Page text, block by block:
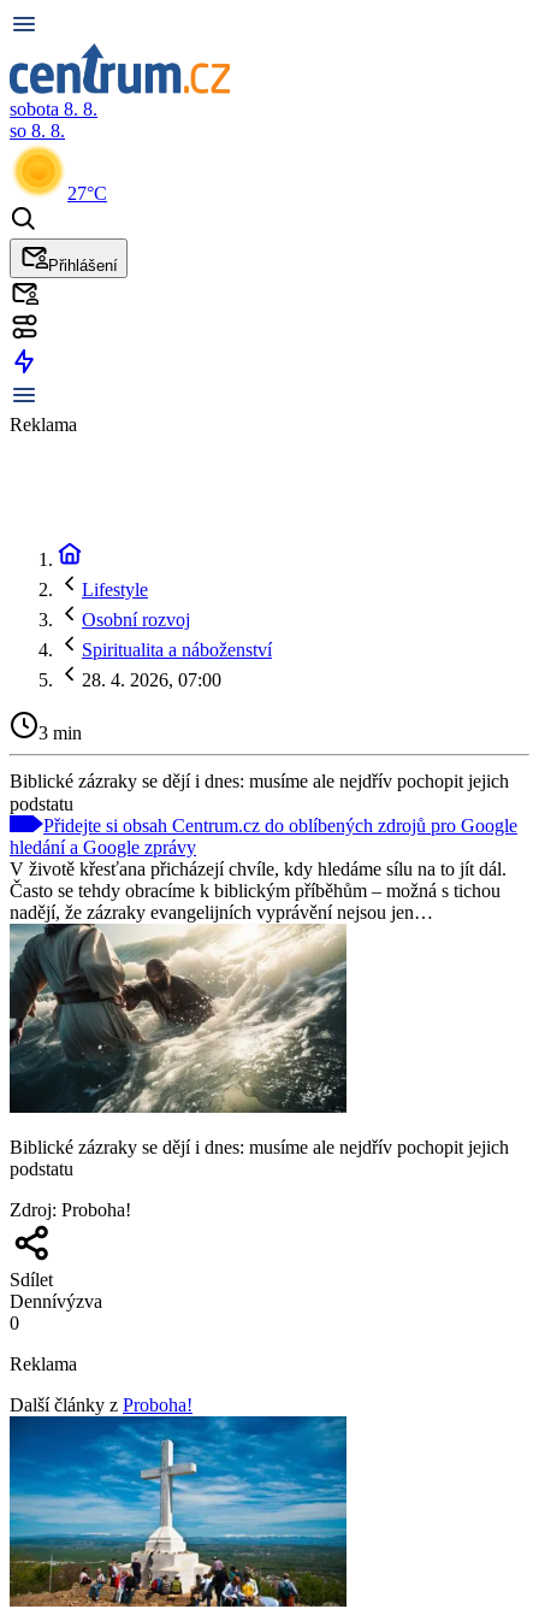
sobota 8. 8.
so 8. 8.
27°C
Přihlášení
Reklama
Lifestyle
Osobní rozvoj
Spiritualita a náboženství
28. 4. 2026, 07:00
3 min
Biblické zázraky se dějí i dnes: musíme ale nejdřív pochopit jejich
podstatu
Přidejte si obsah Centrum.cz do oblíbených zdrojů pro Google
hledání a Google zprávy
V životě křesťana přicházejí chvíle, kdy hledáme sílu na to jít dál.
Často se tehdy obracíme k biblickým příběhům – možná s tichou
nadějí, že zázraky evangelijních vyprávění nejsou jen…
Biblické zázraky se dějí i dnes: musíme ale nejdřív pochopit jejich
podstatu
Zdroj: Proboha!
Sdílet
Dennívýzva
0
Reklama
Další články z Proboha!